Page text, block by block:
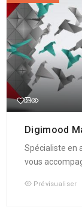
Digimood
Spécialiste en
vous
Prévisualiser